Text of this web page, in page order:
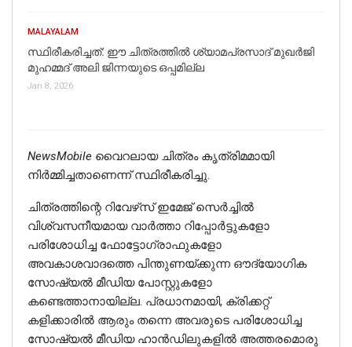
MALAYALAM
സ്ഥിരീകരിച്ചത്: ഈ ചിത്രത്തില്‍ ശ്യാമപ്രസാദ് മുഖര്‍ജി
മുഹമ്മദ് അലി ജിന്നയുടെ ഒപ്പമില്ല
Jan 8, 2026
NewsMobile വൈറലായ ചിത്രം കൃത്രിമമായി
നിര്‍മ്മിച്ചതാണെന്ന് സ്ഥിരീകരിച്ചു.
ചിത്രത്തിന്റെ റിവേഴ്‌സ് ഇമേജ് സെർച്ചിൽ
വിശ്വസനീയമായ വാർത്താ റിപ്പോർട്ടുകളോ
പരിശോധിച്ച ഫോട്ടോഗ്രാഫുകളോ
അവകാശവാദത്തെ പിന്തുണയ്ക്കുന്ന ഔദ്യോഗിക
സോഷ്യൽ മീഡിയ പോസ്റ്റുകളോ
കണ്ടെത്താനായില്ല. പ്രധാനമായി, ക്രിക്കറ്റ്
കളിക്കാരിൽ ആരും തന്നെ അവരുടെ പരിശോധിച്ച
സോഷ്യൽ മീഡിയ ഹാൻഡിലുകളിൽ അത്തരമൊരു